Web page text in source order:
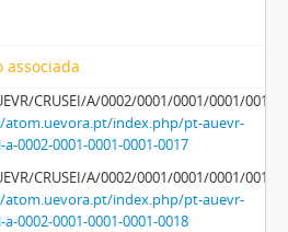
associada
CRUSEI/A/0002/0001/0001/0001/0017
index.php/pt-auevr-
a-0002-0001-0001-0001-0017
CRUSEI/A/0002/0001/0001/0001/0018
index.php/pt-auevr-
a-0002-0001-0001-0001-0018